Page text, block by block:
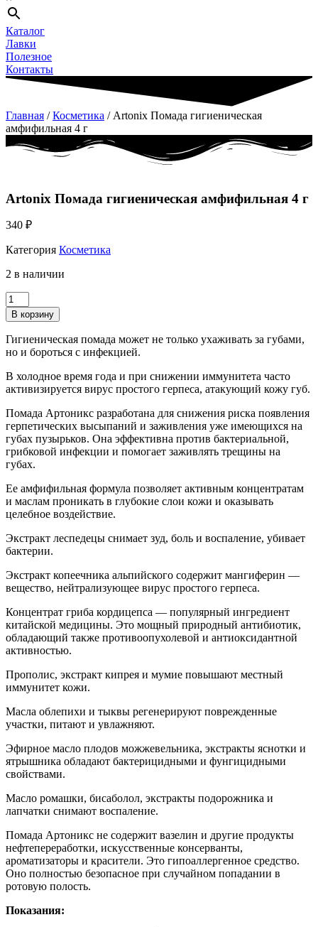
Каталог
Лавки
Полезное
Контакты
Главная /Косметика / Artonix Помада гигиеническая
амфифильная 4 г
Artonix Помада гигиеническая амфифильная 4 г
340 ₽
Категория Косметика
2 в наличии
Количество
Artonix
Помада
гигиеническая
амфифильная
г
В корзину
Гигиеническая помада может не только ухаживать за губами,
но и бороться с инфекцией.
В холодное время года и при снижении иммунитета часто
активизируется вирус простого герпеса, атакующий кожу губ.
Помада Артоникс разработана для снижения риска появления
герпетических высыпаний и заживления уже имеющихся на
губах пузырьков. Она эффективна против бактериальной,
грибковой инфекции и помогает заживлять трещины на
губах.
Ее амфифильная формула позволяет активным концентратам
и маслам проникать в глубокие слои кожи и оказывать
целебное воздействие.
Экстракт леспедецы снимает зуд, боль и воспаление, убивает
бактерии.
Экстракт копеечника альпийского содержит мангиферин —
вещество, нейтрализующее вирус простого герпеса.
Концентрат гриба кордицепса — популярный ингредиент
китайской медицины. Это мощный природный антибиотик,
обладающий также противоопухолевой и антиоксидантной
активностью.
Прополис, экстракт кипрея и мумие повышают местный
иммунитет кожи.
Масла облепихи и тыквы регенерируют поврежденные
участки, питают и увлажняют.
Эфирное масло плодов можжевельника, экстракты яснотки и
ятрышника обладают бактерицидными и фунгицидными
свойствами.
Масло ромашки, бисаболол, экстракты подорожника и
лапчатки снимают воспаление.
Помада Артоникс не содержит вазелин и другие продукты
нефтепереработки, искусственные консерванты,
ароматизаторы и красители. Это гипоаллергенное средство.
Оно полностью безопасное при случайном попадании в
ротовую полость.
Показания: